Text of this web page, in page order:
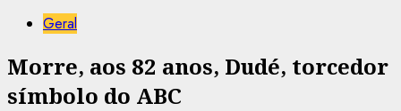
Geral
Morre, aos 82 anos, Dudé, torcedor
símbolo do ABC